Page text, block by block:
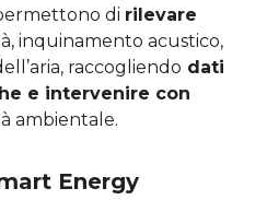
di rilevare
inquinamento acustico,
raccogliendo dati
e intervenire con
ambientale.
Energy